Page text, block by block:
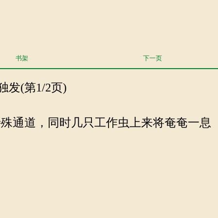
书架 下一页
发(第1/2页)
通道，同时几只工作虫上来将奄奄一息